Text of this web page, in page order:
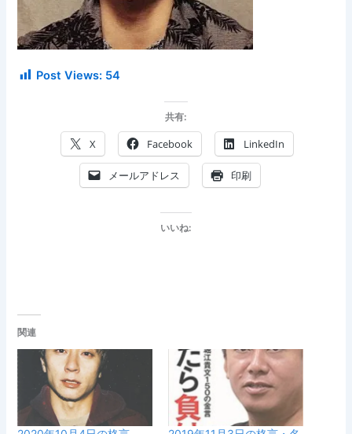
Post Views: 54
共有:
X Facebook LinkedIn
メールアドレス 印刷
いいね:
関連